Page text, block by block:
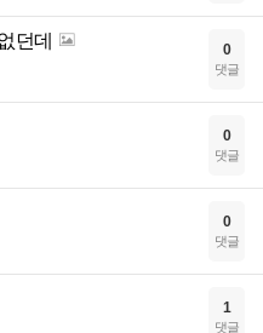
던데 0
댓글
0
댓글
0
댓글
1
댓글